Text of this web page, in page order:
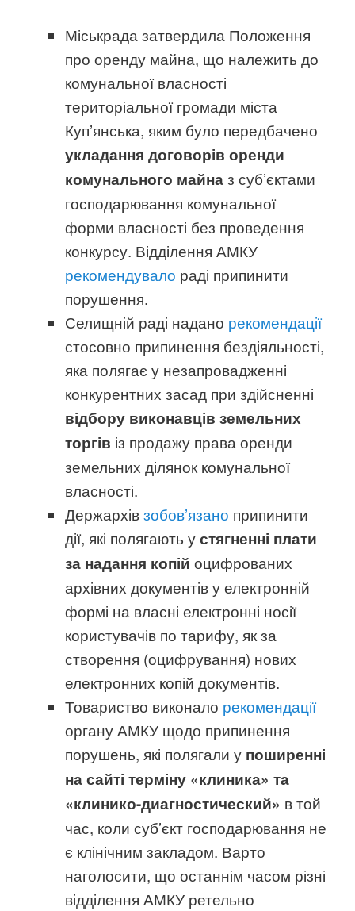
Міськрада затвердила Положення
про оренду майна, що належить до
комунальної власності
територіальної громади міста
Куп’янська, яким було передбачено
укладання договорів оренди
комунального майназ суб’єктами
господарювання комунальної
форми власності без проведення
конкурсу. Відділення АМКУ
рекомендувало раді припинити
порушення.
Селищній раді надано рекомендації
стосовно припинення бездіяльності,
яка полягає у незапровадженні
конкурентних засад при здійсненні
відбору виконавців земельних
торгів із продажу права оренди
земельних ділянок комунальної
власності.
Держархівзобов’язано припинити
дії, які полягають устягненні плати
за надання копій оцифрованих
архівних документів у електронній
формі на власні електронні носії
користувачів по тарифу, як за
створення (оцифрування) нових
електронних копій документів.
Товариство виконало рекомендації
органу АМКУ щодо припинення
порушень, які полягали у поширенні
на сайті терміну «клиника» та
«клинико-диагностический» в той
час, коли суб’єкт господарювання не
є клінічним закладом. Варто
наголосити, що останнім часом різні
відділення АМКУ ретельно